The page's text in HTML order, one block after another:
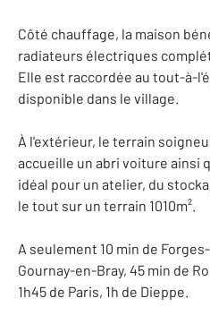
Côté chauffage, la maison
radiateurs électriques
Elle est raccordée au tout-à-
disponible dans le village.
À l'extérieur, le terrain
accueille un abri voiture ainsi
idéal pour un atelier, du
le tout sur un terrain 1010m².
A seulement 10 min de
Gournay-en-Bray, 45 min de
1h45 de Paris, 1h de Dieppe.